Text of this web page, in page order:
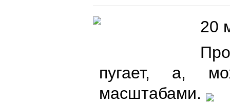
20
пугает, а,
масштабами.